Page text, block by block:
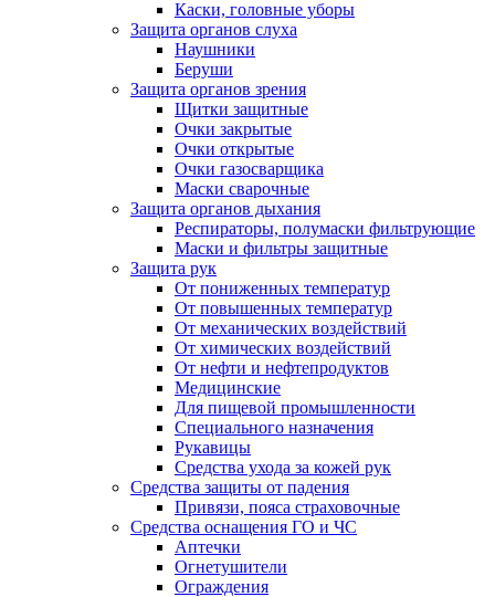
Каски, головные уборы
Защита органов слуха
Наушники
Беруши
Защита органов зрения
Щитки защитные
Очки закрытые
Очки открытые
Очки газосварщика
Маски сварочные
Защита органов дыхания
Респираторы, полумаски фильтрующие
Маски и фильтры защитные
Защита рук
От пониженных температур
От повышенных температур
От механических воздействий
От химических воздействий
От нефти и нефтепродуктов
Медицинские
Для пищевой промышленности
Специального назначения
Рукавицы
Средства ухода за кожей рук
Средства защиты от падения
Привязи, пояса страховочные
Средства оснащения ГО и ЧС
Аптечки
Огнетушители
Ограждения